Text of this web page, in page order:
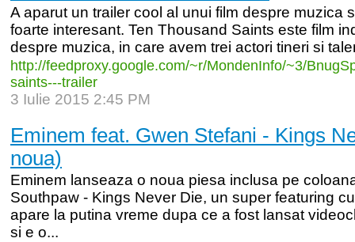
A aparut un trailer cool al unui film despre muzica
foarte interesant. Ten Thousand Saints este film
despre muzica, in care avem trei actori tineri si
http://feedproxy.google.com/~r/MondenInfo/~3/
saints---trailer
3 Iulie 2015 2:45 PM
Eminem feat. Gwen Stefani - Kings
noua)
Eminem lanseaza o noua piesa inclusa pe
Southpaw - Kings Never Die, un super featuring
apare la putina vreme dupa ce a fost lansat
si e o...